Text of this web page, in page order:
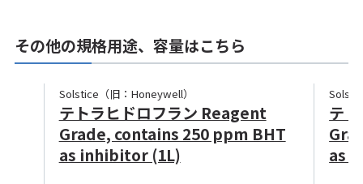
その他の規格用途、容量はこちら
Solstice（旧：Honeywell）
テトラヒドロフラン Reagent
Grade, contains 250 ppm BHT
as inhibitor (1L)
テ
as